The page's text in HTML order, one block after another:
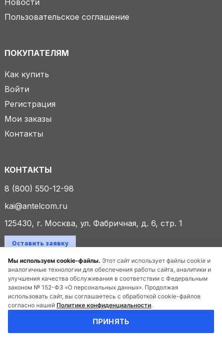
Мы используем cookie-файлы. Этот сайт использует файлы cookie и
аналогичные технологии для обеспечения работы сайта, аналитики и
улучшения качества обслуживания в соответствии с Федеральным
законом № 152-ФЗ «О персональных данных». Продолжая
использовать сайт, вы соглашаетесь с обработкой cookie-файлов
согласно нашей Политике конфиденциальности.
ПРИНЯТЬ
Пользовательское соглашение
ПОКУПАТЕЛЯМ
Как купить
Войти
Регистрация
Мои заказы
Контакты
КОНТАКТЫ
8 (800) 550-12-98
kai@antelcom.ru
125430, г. Москва, ул. Фабричная, д. 6, стр. 1
Оставить заявку
© 2025 ООО «Антелком». Все права защищены.
Политика конфиденциальности